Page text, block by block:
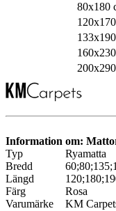
80x180
Information om:
Typ
Ryamatta
Bredd
Längd
Färg
Rosa
Varumärke
KM